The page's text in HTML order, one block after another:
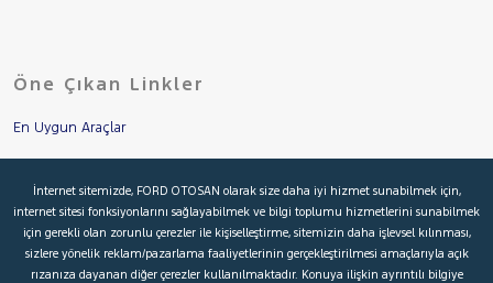
Öne Çıkan Linkler
En Uygun Araçlar
İkinci El Garanti
Kampanyalar
İnternet sitemizde, FORD OTOSAN olarak size daha iyi hizmet sunabilmek için,
internet sitesi fonksiyonlarını sağlayabilmek ve bilgi toplumu hizmetlerini sunabilmek
için gerekli olan zorunlu çerezler ile kişiselleştirme, sitemizin daha işlevsel kılınması,
sizlere yönelik reklam/pazarlama faaliyetlerinin gerçekleştirilmesi amaçlarıyla açık
rızanıza dayanan diğer çerezler kullanılmaktadır. Konuya ilişkin ayrıntılı bilgiye